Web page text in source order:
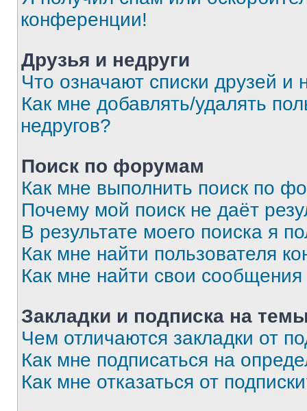
конференции!
Друзья и недруги
Что означают списки друзей и
Как мне добавлять/удалять
недругов?
Поиск по форумам
Как мне выполнить поиск по
Почему мой поиск не даёт
В результате моего поиска я
Как мне найти пользователя
Как мне найти свои
Закладки и подписка на
Чем отличаются закладки от
Как мне подписаться на
Как мне отказаться от